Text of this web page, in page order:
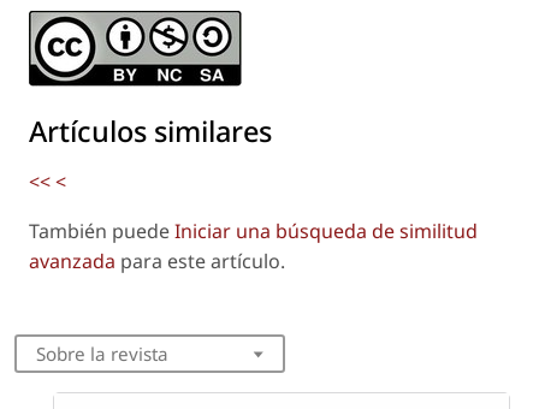
Artículos similares
<<<
También puedeIniciar una búsqueda de similitud
avanzada para este artículo.
Sobre la revista